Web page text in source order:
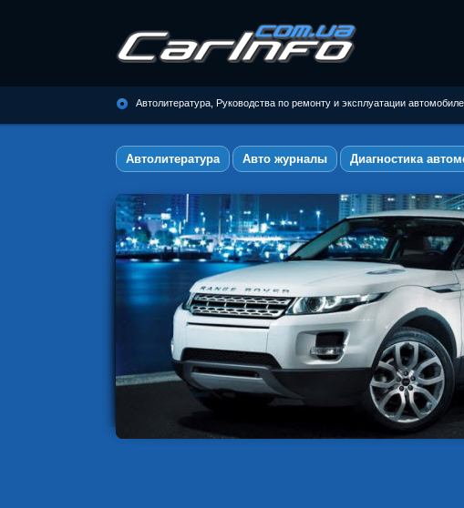
Автолитература, Руководства по
ремонту и эксплуатации
автомобилей
Автолитература, Руководства по ремонту и эксплуатации
Автолитература Авто журналы Диагностика